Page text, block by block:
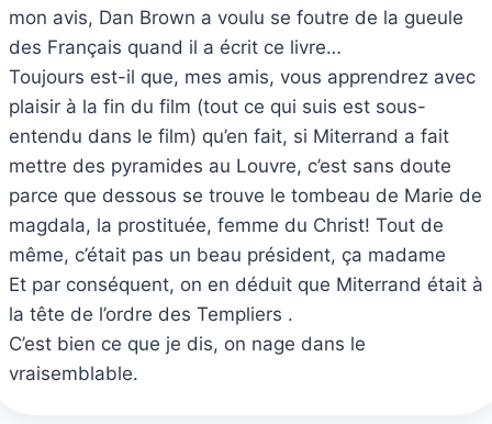
mon avis, Dan Brown a voulu se foutre de la gueule
des Français quand il a écrit ce livre…
Toujours est-il que, mes amis, vous apprendrez avec
plaisir à la fin du film (tout ce qui suis est sous-
entendu dans le film) qu’en fait, si Miterrand a fait
mettre des pyramides au Louvre, c’est sans doute
parce que dessous se trouve le tombeau de Marie de
magdala, la prostituée, femme du Christ! Tout de
même, c’était pas un beau président, ça madame
Et par conséquent, on en déduit que Miterrand était à
la tête de l’ordre des Templiers .
C’est bien ce que je dis, on nage dans le
vraisemblable.